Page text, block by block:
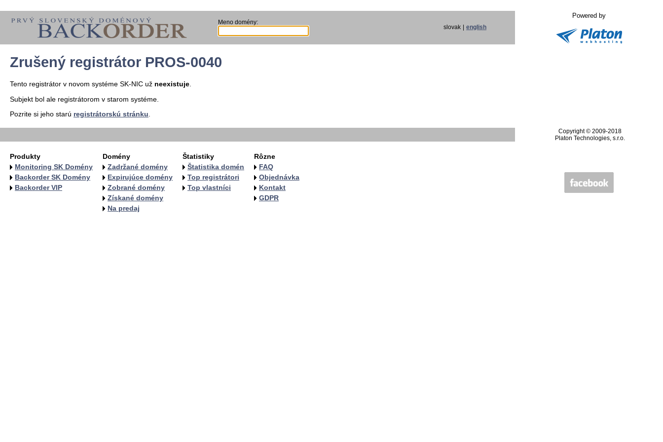
Meno domény:
slovak english
Powered by
Zrušený registrátor PROS-0040
Tento registrátor v novom systéme SK-NIC už neexistuje.
Subjekt bol ale registrátorom v starom systéme.
Pozrite si jeho starú registrátorskú stránku
Copyright © 2009-2018
Platon Technologies, s.r.o.
Produkty
Monitoring SK Domény
Backorder SK Domény
Backorder VIP
Domény
Zadržané domény
Expirujúce domény
Zobrané domény
Získané domény
Na predaj
Štatistiky
Štatistika domén
Top registrátori
Top vlastníci
Rôzne
FAQ
Objednávka
Kontakt
GDPR